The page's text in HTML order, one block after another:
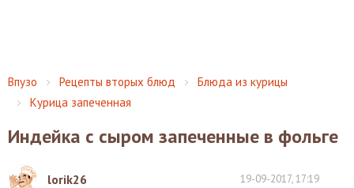
Впузо Рецепты вторых блюд
Блюда из курицы
Курица запеченная
Индейка с сыром запеченные в фольге
lorik26 19-09-2017, 17:19